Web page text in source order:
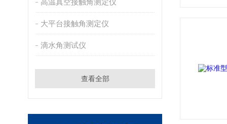
高温真空接触角测定仪
大平台接触角测定仪
滴水角测试仪
查看全部